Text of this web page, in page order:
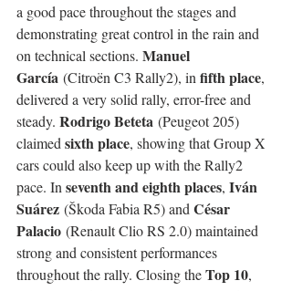
a good pace throughout the stages and
demonstrating great control in the rain and
on technical sections. Manuel
García (Citroën C3 Rally2), in fifth place,
delivered a very solid rally, error-free and
steady. Rodrigo Beteta (Peugeot 205)
claimed sixth place, showing that Group X
cars could also keep up with the Rally2
pace. In seventh and eighth places, Iván
Suárez (Škoda Fabia R5) and César
Palacio (Renault Clio RS 2.0) maintained
strong and consistent performances
throughout the rally. Closing the Top 10,